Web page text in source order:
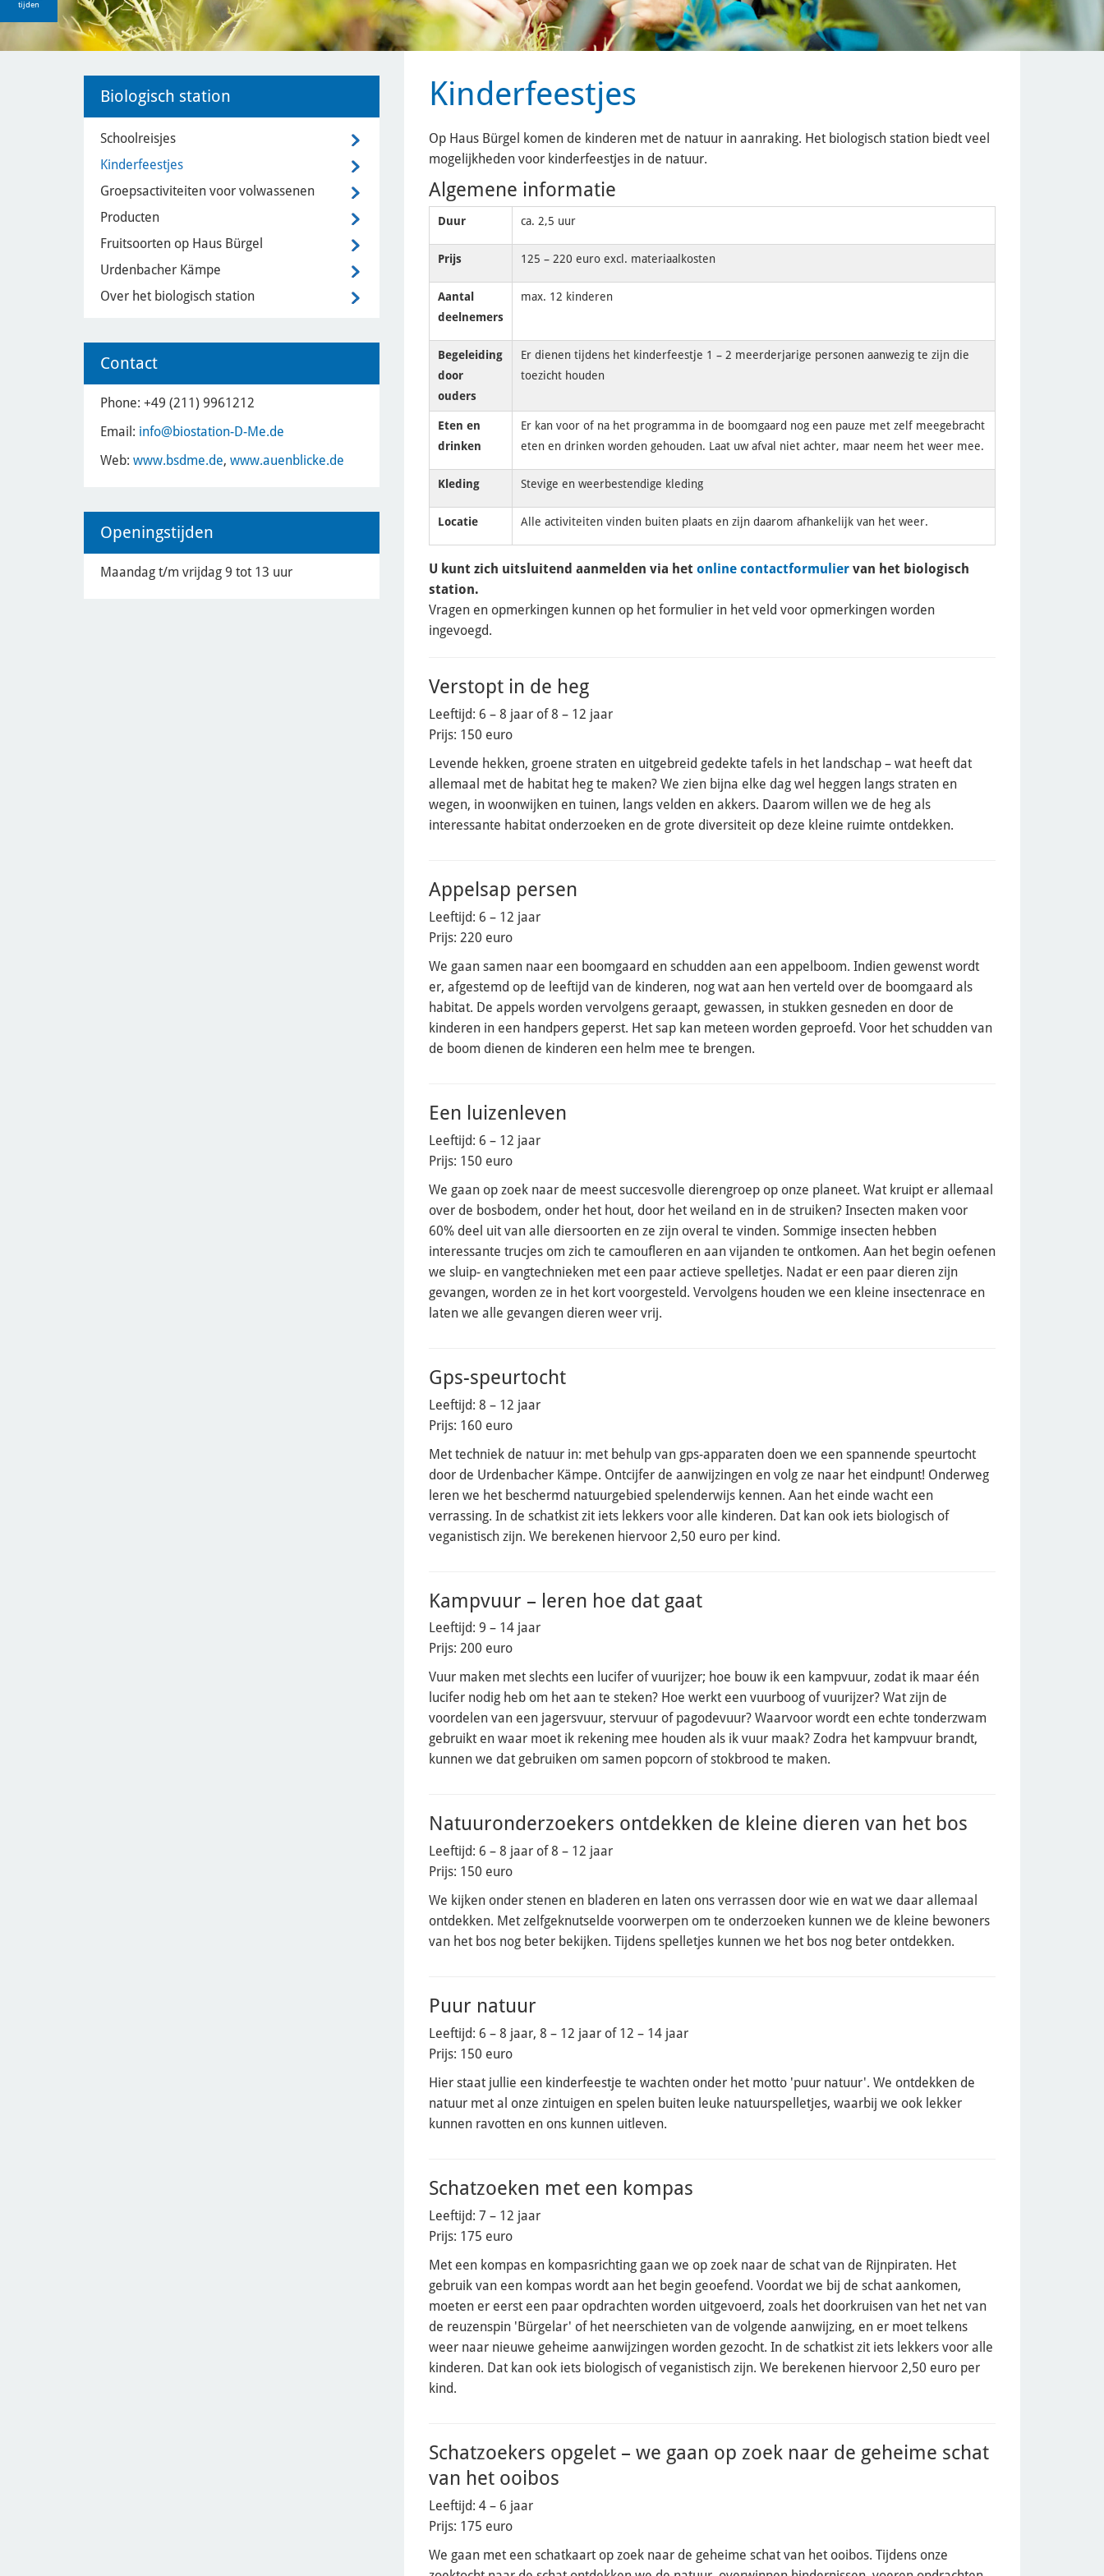
Kinderfeestjes
Op Haus Bürgel komen de kinderen met de natuur in aanraking. Het biologisch station biedt veel
mogelijkheden voor kinderfeestjes in de natuur.
Algemene informatie
Duur ca. 2,5 uur
Prijs 125 – 220 euro excl. materiaalkosten
Aantal
deelnemers
max. 12 kinderen
Begeleiding
door
ouders
Er dienen tijdens het kinderfeestje 1 – 2 meerderjarige personen aanwezig te zijn die
toezicht houden
Eten en
drinken
Er kan voor of na het programma in de boomgaard nog een pauze met zelf meegebracht
eten en drinken worden gehouden. Laat uw afval niet achter, maar neem het weer mee.
Kleding Stevige en weerbestendige kleding
Locatie Alle activiteiten vinden buiten plaats en zijn daarom afhankelijk van het weer.
U kunt zich uitsluitend aanmelden via het online contactformulier van het biologisch
station.
Vragen en opmerkingen kunnen op het formulier in het veld voor opmerkingen worden
ingevoegd.
Verstopt in de heg
Leeftijd: 6 – 8 jaar of 8 – 12 jaar
Prijs: 150 euro
Levende hekken, groene straten en uitgebreid gedekte tafels in het landschap – wat heeft dat
allemaal met de habitat heg te maken? We zien bijna elke dag wel heggen langs straten en
wegen, in woonwijken en tuinen, langs velden en akkers. Daarom willen we de heg als
interessante habitat onderzoeken en de grote diversiteit op deze kleine ruimte ontdekken.
Appelsap persen
Leeftijd: 6 – 12 jaar
Prijs: 220 euro
We gaan samen naar een boomgaard en schudden aan een appelboom. Indien gewenst wordt
er, afgestemd op de leeftijd van de kinderen, nog wat aan hen verteld over de boomgaard als
habitat. De appels worden vervolgens geraapt, gewassen, in stukken gesneden en door de
kinderen in een handpers geperst. Het sap kan meteen worden geproefd. Voor het schudden van
de boom dienen de kinderen een helm mee te brengen.
Een luizenleven
Leeftijd: 6 – 12 jaar
Prijs: 150 euro
We gaan op zoek naar de meest succesvolle dierengroep op onze planeet. Wat kruipt er allemaal
over de bosbodem, onder het hout, door het weiland en in de struiken? Insecten maken voor
60% deel uit van alle diersoorten en ze zijn overal te vinden. Sommige insecten hebben
interessante trucjes om zich te camoufleren en aan vijanden te ontkomen. Aan het begin oefenen
we sluip- en vangtechnieken met een paar actieve spelletjes. Nadat er een paar dieren zijn
gevangen, worden ze in het kort voorgesteld. Vervolgens houden we een kleine insectenrace en
laten we alle gevangen dieren weer vrij.
Gps-speurtocht
Leeftijd: 8 – 12 jaar
Prijs: 160 euro
Met techniek de natuur in: met behulp van gps-apparaten doen we een spannende speurtocht
door de Urdenbacher Kämpe. Ontcijfer de aanwijzingen en volg ze naar het eindpunt! Onderweg
leren we het beschermd natuurgebied spelenderwijs kennen. Aan het einde wacht een
verrassing. In de schatkist zit iets lekkers voor alle kinderen. Dat kan ook iets biologisch of
veganistisch zijn. We berekenen hiervoor 2,50 euro per kind.
Kampvuur – leren hoe dat gaat
Leeftijd: 9 – 14 jaar
Prijs: 200 euro
Vuur maken met slechts een lucifer of vuurijzer; hoe bouw ik een kampvuur, zodat ik maar één
lucifer nodig heb om het aan te steken? Hoe werkt een vuurboog of vuurijzer? Wat zijn de
voordelen van een jagersvuur, stervuur of pagodevuur? Waarvoor wordt een echte tonderzwam
gebruikt en waar moet ik rekening mee houden als ik vuur maak? Zodra het kampvuur brandt,
kunnen we dat gebruiken om samen popcorn of stokbrood te maken.
Natuuronderzoekers ontdekken de kleine dieren van het bos
Leeftijd: 6 – 8 jaar of 8 – 12 jaar
Prijs: 150 euro
We kijken onder stenen en bladeren en laten ons verrassen door wie en wat we daar allemaal
ontdekken. Met zelfgeknutselde voorwerpen om te onderzoeken kunnen we de kleine bewoners
van het bos nog beter bekijken. Tijdens spelletjes kunnen we het bos nog beter ontdekken.
Puur natuur
Leeftijd: 6 – 8 jaar, 8 – 12 jaar of 12 – 14 jaar
Prijs: 150 euro
Hier staat jullie een kinderfeestje te wachten onder het motto 'puur natuur'. We ontdekken de
natuur met al onze zintuigen en spelen buiten leuke natuurspelletjes, waarbij we ook lekker
kunnen ravotten en ons kunnen uitleven.
Schatzoeken met een kompas
Leeftijd: 7 – 12 jaar
Prijs: 175 euro
Met een kompas en kompasrichting gaan we op zoek naar de schat van de Rijnpiraten. Het
gebruik van een kompas wordt aan het begin geoefend. Voordat we bij de schat aankomen,
moeten er eerst een paar opdrachten worden uitgevoerd, zoals het doorkruisen van het net van
de reuzenspin 'Bürgelar' of het neerschieten van de volgende aanwijzing, en er moet telkens
weer naar nieuwe geheime aanwijzingen worden gezocht. In de schatkist zit iets lekkers voor alle
kinderen. Dat kan ook iets biologisch of veganistisch zijn. We berekenen hiervoor 2,50 euro per
kind.
Schatzoekers opgelet – we gaan op zoek naar de geheime schat
van het ooibos
Leeftijd: 4 – 6 jaar
Prijs: 175 euro
We gaan met een schatkaart op zoek naar de geheime schat van het ooibos. Tijdens onze
Biologisch station
Schoolreisjes
Kinderfeestjes
Groepsactiviteiten voor volwassenen
Producten
Fruitsoorten op Haus Bürgel
Urdenbacher Kämpe
Over het biologisch station
Contact
Phone: +49 (211) 9961212
Email: info@biostation-D-Me.de
Web: www.bsdme.de, www.auenblicke.de
Openingstijden
Maandag t/m vrijdag 9 tot 13 uur
tijden